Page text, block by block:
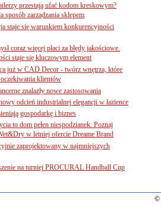
przestają ufać kodom kreskowym?
sposób zarządzania sklepem
staje się warunkiem konkurencyjności
coraz więcej płaci za błędy jakościowe.
staje się kluczowym element
już w CAD Decor - twórz wnętrza, które
klientów
znalazły nowe zastosowania
odcień industrialnej elegancji w łazience
gospodarkę i biznes
to dom pełen niespodzianek. Poznaj
w letniej ofercie Dreame Brand
zaprojektowany w najmniejszych
na turniej PROCURAL Handball Cup
©